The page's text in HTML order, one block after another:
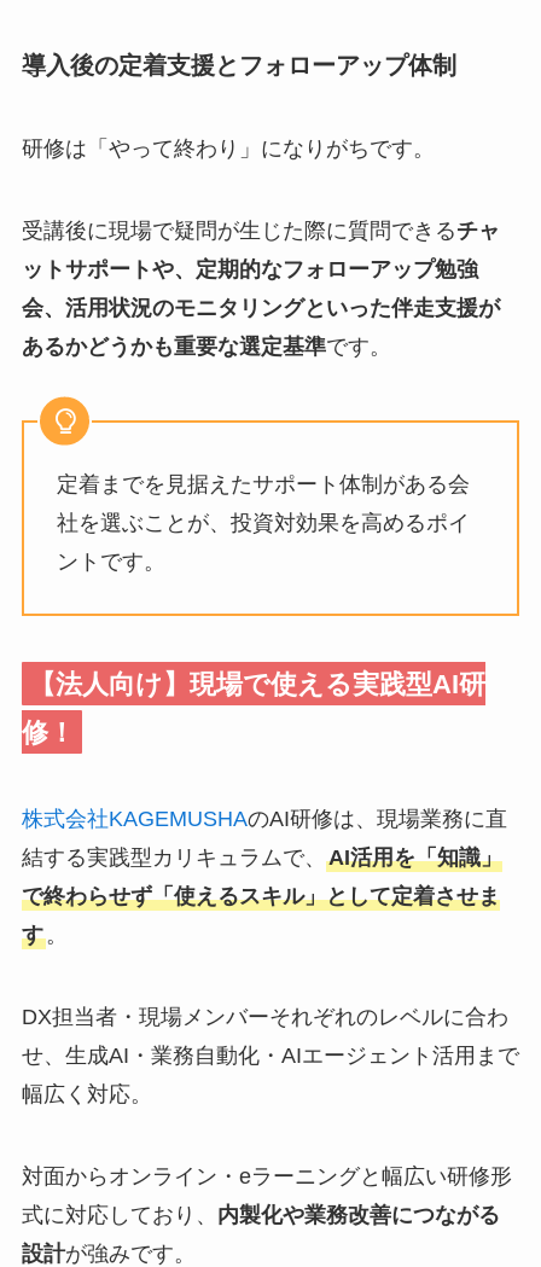
導入後の定着支援とフォローアップ体制
研修は「やって終わり」になりがちです。
受講後に現場で疑問が生じた際に質問できるチャ
ットサポートや、定期的なフォローアップ勉強
会、活用状況のモニタリングといった伴走支援が
あるかどうかも重要な選定基準です。
定着までを見据えたサポート体制がある会
社を選ぶことが、投資対効果を高めるポイ
ントです。
【法人向け】現場で使える実践型AI研
修！
株式会社KAGEMUSHAのAI研修は、現場業務に直
結する実践型カリキュラムで、 AI活用を「知識」
で終わらせず「使えるスキル」として定着させま
す。
DX担当者・現場メンバーそれぞれのレベルに合わ
せ、生成AI・業務自動化・AIエージェント活用まで
幅広く対応。
対面からオンライン・eラーニングと幅広い研修形
式に対応しており、 内製化や業務改善につながる
設計が強みです。